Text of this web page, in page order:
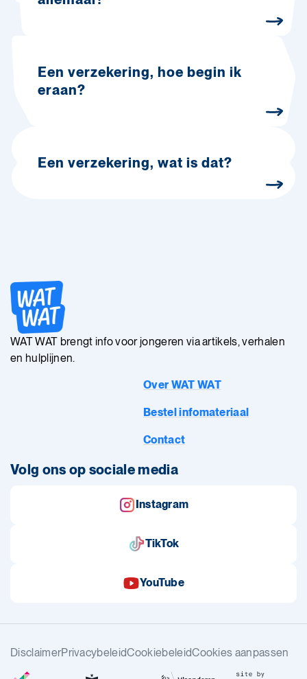
Een verzekering, hoe begin ik
eraan?
Een verzekering, wat is dat?
WAT WAT brengt info voor jongeren via artikels, verhalen
en hulplijnen.
Over WAT WAT
Bestel infomateriaal
Contact
Volg ons op sociale media
Instagram
TikTok
YouTube
DisclaimerPrivacybeleidCookiebeleidCookies aanpassen